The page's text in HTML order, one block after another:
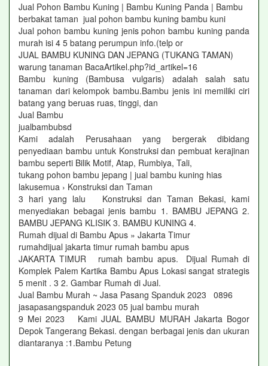
Jual Pohon Bambu Kuning | Bambu Kuning Panda | Bambu
berbakat taman jual pohon bambu kuning bambu kuni
Jual pohon bambu kuning jenis pohon bambu kuning panda
murah isi 4 5 batang perumpun info.(telp or
JUAL BAMBU KUNING DAN JEPANG (TUKANG TAMAN)
warung tanaman BacaArtikel.php?id_artikel=16
Bambu kuning (Bambusa vulgaris) adalah salah satu
tanaman dari kelompok bambu.Bambu jenis ini memiliki ciri
batang yang beruas ruas, tinggi, dan
Jual Bambu
jualbambubsd
Kami adalah Perusahaan yang bergerak dibidang
penyediaan bambu untuk Konstruksi dan pembuat kerajinan
bambu seperti Bilik Motif, Atap, Rumbiya, Tali,
tukang pohon bambu jepang | jual bambu kuning hias
lakusemua › Konstruksi dan Taman
3 hari yang lalu Konstruksi dan Taman Bekasi, kami
menyediakan bebagai jenis bambu 1. BAMBU JEPANG 2.
BAMBU JEPANG KLISIK 3. BAMBU KUNING 4.
Rumah dijual di Bambu Apus » Jakarta Timur
rumahdijual jakarta timur rumah bambu apus
JAKARTA TIMUR rumah bambu apus. Dijual Rumah di
Komplek Palem Kartika Bambu Apus Lokasi sangat strategis
5 menit . 3 2. Gambar Rumah di Jual.
Jual Bambu Murah ~ Jasa Pasang Spanduk 2023 0896
jasapasangspanduk 2023 05 jual bambu murah
9 Mei 2023 Kami JUAL BAMBU MURAH Jakarta Bogor
Depok Tangerang Bekasi. dengan berbagai jenis dan ukuran
diantaranya :1.Bambu Petung